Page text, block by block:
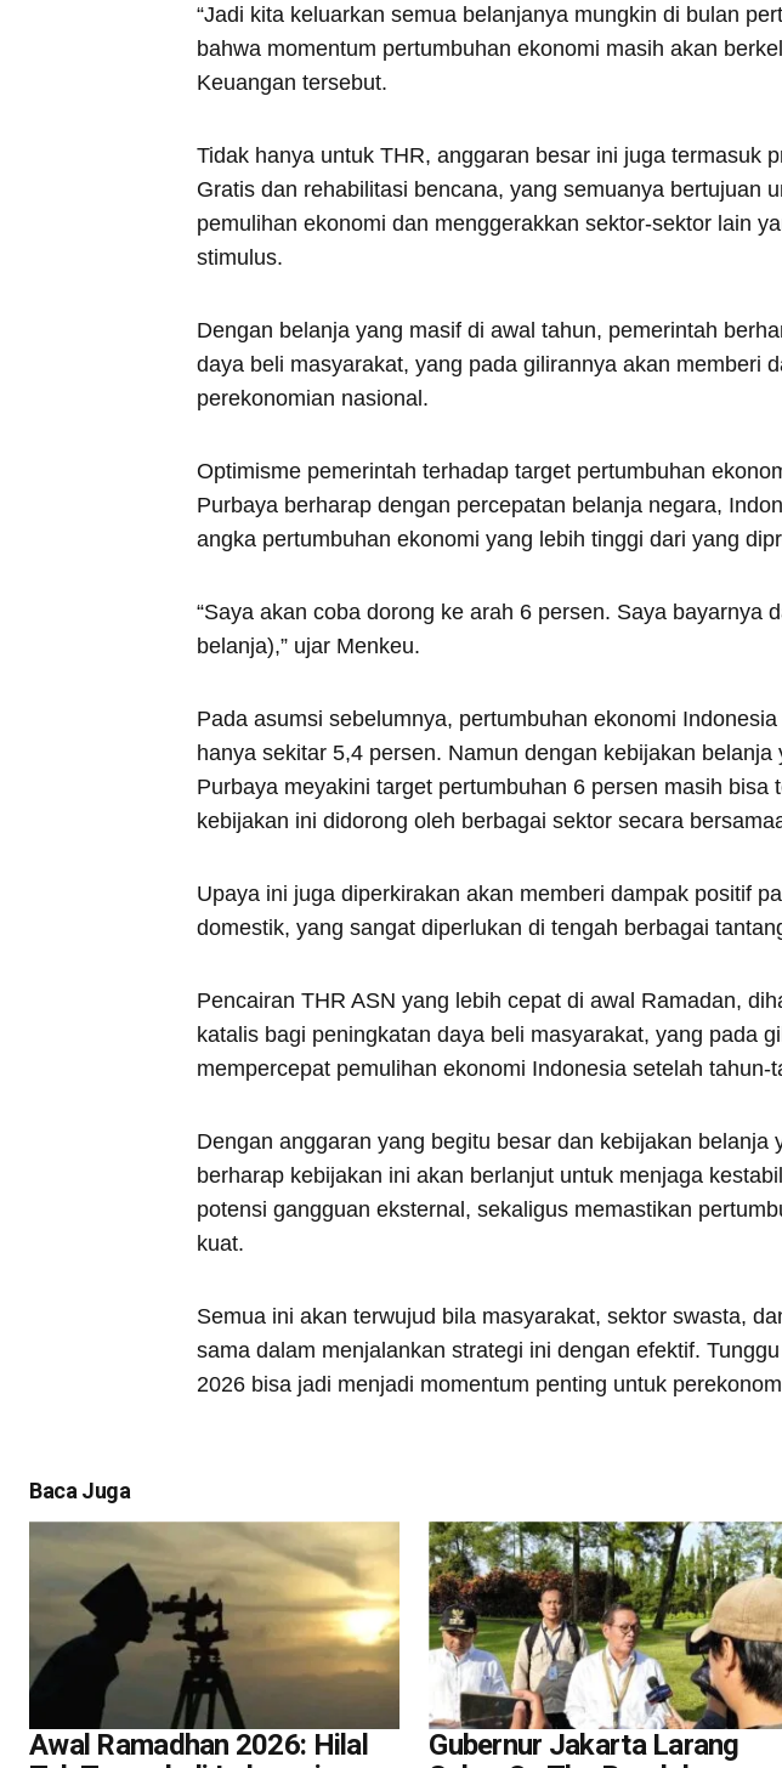
“Jadi kita keluarkan semua belanjanya mungkin di bulan
bahwa momentum pertumbuhan ekonomi masih akan
Keuangan tersebut.
Tidak hanya untuk THR, anggaran besar ini juga termasuk
Gratis dan rehabilitasi bencana, yang semuanya bertujuan
pemulihan ekonomi dan menggerakkan sektor-sektor lain
stimulus.
Dengan belanja yang masif di awal tahun, pemerintah
daya beli masyarakat, yang pada gilirannya akan memberi
perekonomian nasional.
Optimisme pemerintah terhadap target pertumbuhan
Purbaya berharap dengan percepatan belanja negara,
angka pertumbuhan ekonomi yang lebih tinggi dari yang
“Saya akan coba dorong ke arah 6 persen. Saya bayarnya
belanja),” ujar Menkeu.
Pada asumsi sebelumnya, pertumbuhan ekonomi
hanya sekitar 5,4 persen. Namun dengan kebijakan belanja
Purbaya meyakini target pertumbuhan 6 persen masih bisa
kebijakan ini didorong oleh berbagai sektor secara
Upaya ini juga diperkirakan akan memberi dampak positif
domestik, yang sangat diperlukan di tengah berbagai
Pencairan THR ASN yang lebih cepat di awal Ramadan,
katalis bagi peningkatan daya beli masyarakat, yang pada
mempercepat pemulihan ekonomi Indonesia setelah tahun-
Dengan anggaran yang begitu besar dan kebijakan belanja
berharap kebijakan ini akan berlanjut untuk menjaga
potensi gangguan eksternal, sekaligus memastikan
kuat.
Semua ini akan terwujud bila masyarakat, sektor swasta,
sama dalam menjalankan strategi ini dengan efektif.
2026 bisa jadi menjadi momentum penting untuk
Baca Juga
Awal Ramadhan 2026: Hilal
Gubernur Jakarta Larang